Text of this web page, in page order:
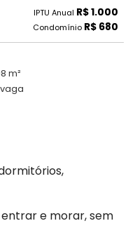
IPTU Anual R$ 1.000
Condomínio R$ 680
m²
vaga
entrar e morar, sem